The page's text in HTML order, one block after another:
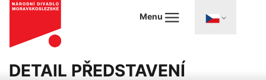
Menu
DETAIL PŘEDSTAVENÍ